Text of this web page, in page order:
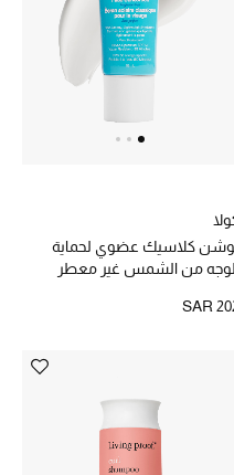
كلاسيك عضوي لحماية
من الشمس غير معطر
SAR